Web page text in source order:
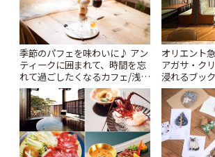
季節のパフェを味わいに♪ アン
ティークに囲まれて、時間を忘
れて過ごしたくなるカフェ/浅草
「annorum cafe」 | ことりっぷ
オリエント
アガサ・ク
浸れるブッ
ンクリステ